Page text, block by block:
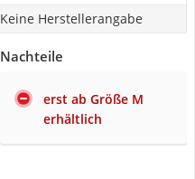
Keine Herstellerangabe
Nachteile
erst ab Größe M
erhältlich